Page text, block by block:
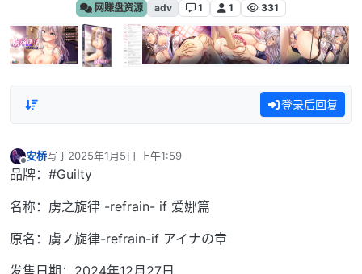
网赚盘资源 adv 1 1 331
登录后回复
离线
安桥写于2025年1月5日 上午1:59
最后由 编辑
品牌：#Guilty
名称：虏之旋律 -refrain- if 爱娜篇
原名：虜ノ旋律-refrain-if アイナの章
发售日期：2024年12月27日